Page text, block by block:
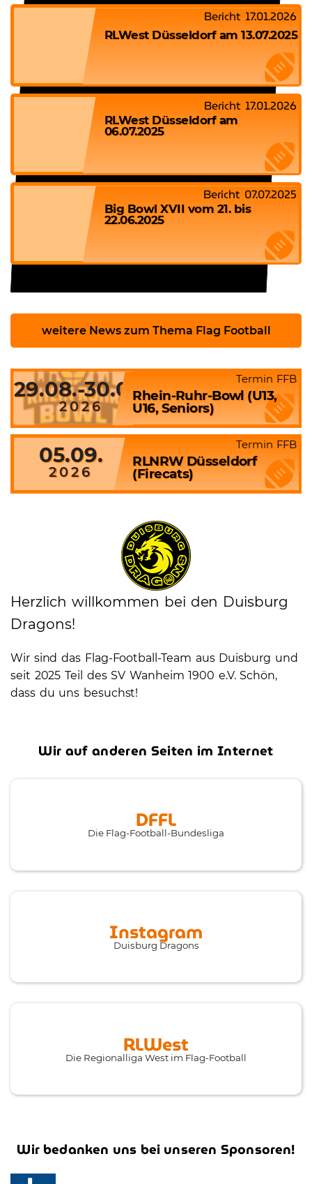
Bericht 17.01.2026
RLWest Düsseldorf am 13.07.2025
Bericht 17.01.2026
RLWest Düsseldorf am
06.07.2025
Bericht 07.07.2025
Big Bowl XVII vom 21. bis
22.06.2025
weitere News zum Thema Flag Football
29.08.-30.08.
2026
Termin FFB
Rhein-Ruhr-Bowl (U13,
U16, Seniors)
05.09.
2026
Termin FFB
RLNRW Düsseldorf
(Firecats)
Herzlich willkommen bei den Duisburg
Dragons!
Wir sind das Flag-Football-Team aus Duisburg und
seit 2025 Teil des SV Wanheim 1900 e.V. Schön,
dass du uns besuchst!
Wir auf anderen Seiten im Internet
DFFL
Die Flag-Football-Bundesliga
Instagram
Duisburg Dragons
RLWest
Die Regionalliga West im Flag-Football
Wir bedanken uns bei unseren Sponsoren!